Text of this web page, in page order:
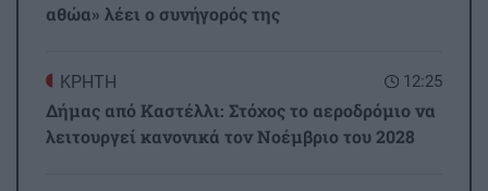
αθώα» λέει ο συνήγορός της
12:25
ΚΡΗΤΗ
Δήμας από Καστέλλι: Στόχος το αεροδρόμιο να
λειτουργεί κανονικά τον Νοέμβριο του 2028